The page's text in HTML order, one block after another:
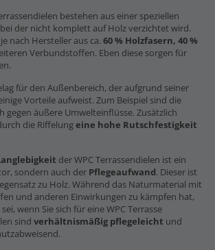
bestehen aus einer speziellen
der nicht komplett auf Holz verzichtet wird.
nach Hersteller aus ca. 60 % Holzfasern, 40 %
Verbundstoffen. Eben diese sorgen für
für den Außenbereich, der aufgrund seiner
Vorteile aufweist. Zum Beispiel sind die
gegen äußere Umwelteinflüsse. Zusätzlich
die Riffelungeine hohe Rutschfestigkeit
der WPC Terrassendielen ist ein
sondern auch der Pflegeaufwand. Dieser ist
zu Holz. Während das Naturmaterial mit
und anderen Einwirkungen zu kämpfen hat,
wenn Sie sich für eine WPC Terrasse
sind verhältnismäßig pflegeleicht und